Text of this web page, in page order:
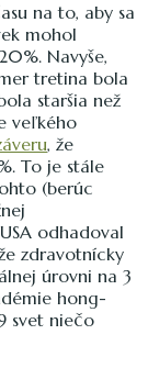
na to, aby sa
mohol
Navyše,
tretina bola
staršia než
veľkého
, že
To je stále
(berúc
odhadoval
zdravotnícky
úrovni na 3
hong-
svet niečo